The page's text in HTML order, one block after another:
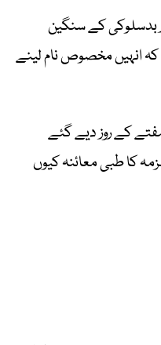
بدسلوکی کے سنگین
کہ انہیں مخصوص نام لینے
کے روز دیے گئے
کا طبی معائنہ کیوں